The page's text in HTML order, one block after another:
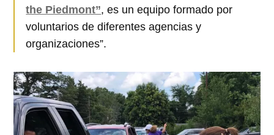
the Piedmont”, es un equipo formado por
voluntarios de diferentes agencias y
organizaciones”.